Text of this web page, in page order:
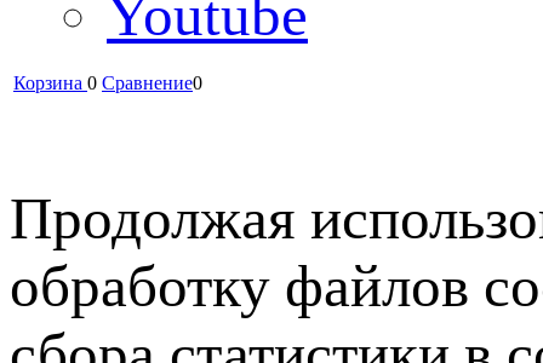
Youtube
Корзина 0 Сравнение0
Продолжая
обработку файлов